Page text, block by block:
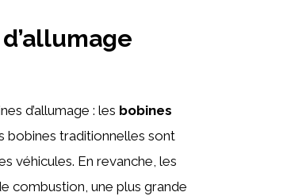
d’allumage : les bobines
bobines traditionnelles sont
véhicules. En revanche, les
combustion, une plus grande